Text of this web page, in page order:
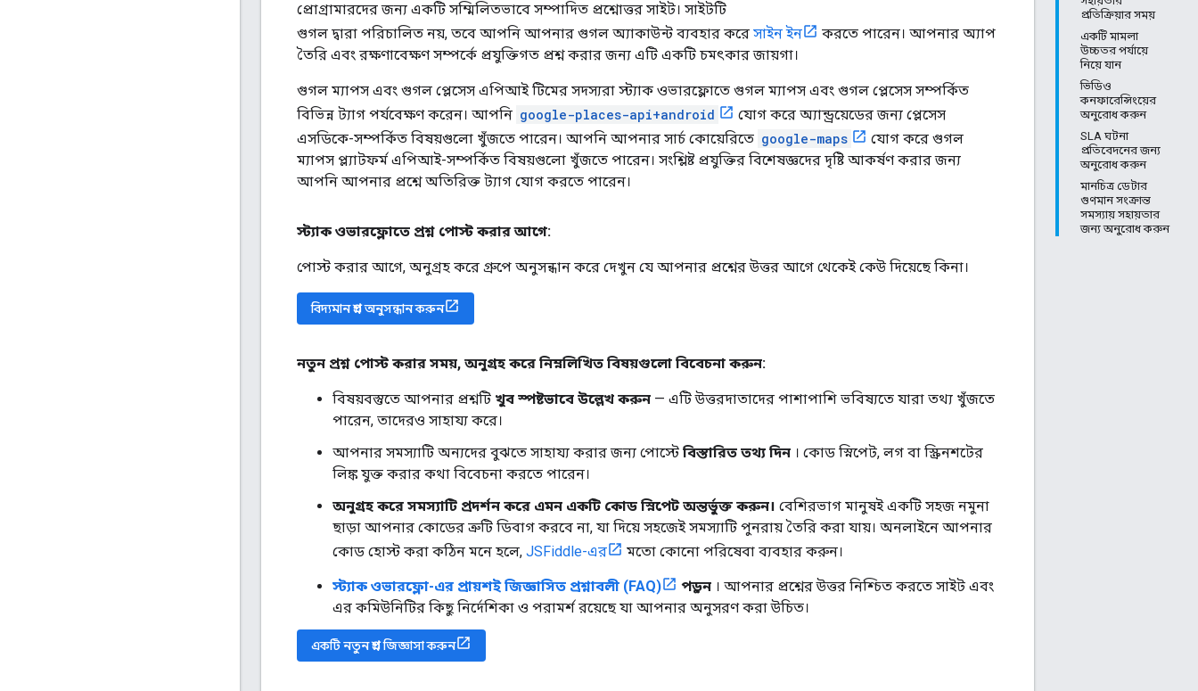
প্রতিক্রিয়ার সময়
একটি মামলা
উচ্চতর পর্যায়ে
নিয়ে যান
ভিডিও
কনফারেন্সিংয়ের
অনুরোধ করুন
SLA ঘটনা
প্রতিবেদনের জন্য
অনুরোধ করুন
মানচিত্র ডেটার
গুণমান সংক্রান্ত
সমস্যায় সহায়তার
জন্য অনুরোধ করুন
প্রোগ্রামারদের জন্য একটি সম্মিলিতভাবে সম্পাদিত প্রশ্নোত্তর সাইট। সাইটটি
গুগল দ্বারা পরিচালিত নয়, তবে আপনি আপনার গুগল অ্যাকাউন্ট ব্যবহার করে সাইন ইন
করতে পারেন। আপনার অ্যাপ
তৈরি এবং রক্ষণাবেক্ষণ সম্পর্কে প্রযুক্তিগত প্রশ্ন করার জন্য এটি একটি চমৎকার জায়গা।
গুগল ম্যাপস এবং গুগল প্লেসেস এপিআই টিমের সদস্যরা স্ট্যাক ওভারফ্লোতে গুগল ম্যাপস এবং গুগল প্লেসেস সম্পর্কিত
বিভিন্ন ট্যাগ পর্যবেক্ষণ করেন। আপনি google-places-api+android
যোগ করে অ্যান্ড্রয়েডের জন্য প্লেসেস
এসডিকে-সম্পর্কিত বিষয়গুলো খুঁজতে পারেন। আপনি আপনার সার্চ কোয়েরিতে google-maps
যোগ করে গুগল
ম্যাপস প্ল্যাটফর্ম এপিআই-সম্পর্কিত বিষয়গুলো খুঁজতে পারেন। সংশ্লিষ্ট প্রযুক্তির বিশেষজ্ঞদের দৃষ্টি আকর্ষণ করার জন্য
আপনি আপনার প্রশ্নে অতিরিক্ত ট্যাগ যোগ করতে পারেন।
স্ট্যাক ওভারফ্লোতে প্রশ্ন পোস্ট করার আগে:
পোস্ট করার আগে, অনুগ্রহ করে গ্রুপে অনুসন্ধান করে দেখুন যে আপনার প্রশ্নের উত্তর আগে থেকেই কেউ দিয়েছে কিনা।
বিদ্যমান প্রশ্ন অনুসন্ধান করুন
নতুন প্রশ্ন পোস্ট করার সময়, অনুগ্রহ করে নিম্নলিখিত বিষয়গুলো বিবেচনা করুন:
বিষয়বস্তুতে আপনার প্রশ্নটি খুব স্পষ্টভাবে উল্লেখ করুন — এটি উত্তরদাতাদের পাশাপাশি ভবিষ্যতে যারা তথ্য খুঁজতে
পারেন, তাদেরও সাহায্য করে।
আপনার সমস্যাটি অন্যদের বুঝতে সাহায্য করার জন্য পোস্টে বিস্তারিত তথ্য দিন । কোড স্নিপেট, লগ বা স্ক্রিনশটের
লিঙ্ক যুক্ত করার কথা বিবেচনা করতে পারেন।
অনুগ্রহ করে সমস্যাটি প্রদর্শন করে এমন একটি কোড স্নিপেট অন্তর্ভুক্ত করুন। বেশিরভাগ মানুষই একটি সহজ নমুনা
ছাড়া আপনার কোডের ত্রুটি ডিবাগ করবে না, যা দিয়ে সহজেই সমস্যাটি পুনরায় তৈরি করা যায়। অনলাইনে আপনার
কোড হোস্ট করা কঠিন মনে হলে, JSFiddle-এর মতো কোনো পরিষেবা ব্যবহার করুন।
স্ট্যাক ওভারফ্লো-এর প্রায়শই জিজ্ঞাসিত প্রশ্নাবলী (FAQ) পড়ুন । আপনার প্রশ্নের উত্তর নিশ্চিত করতে সাইট এবং
এর কমিউনিটির কিছু নির্দেশিকা ও পরামর্শ রয়েছে যা আপনার অনুসরণ করা উচিত।
একটি নতুন প্রশ্ন জিজ্ঞাসা করুন